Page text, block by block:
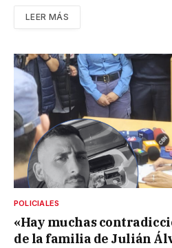
LEER MÁS
POLICIALES
«Hay muchas
de la familia de Julián